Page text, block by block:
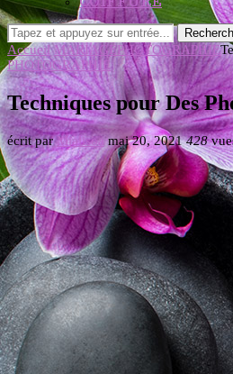
Accueil MARIAGEPHOTOGRAPHIE
PHOTOGRAPHIE
Techniques pour Des
écrit parMialisoa mai 20, 2021 428